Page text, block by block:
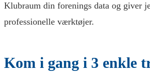
Klubraum din forenings data og giver
professionelle værktøjer.
Kom i gang i 3 enkle